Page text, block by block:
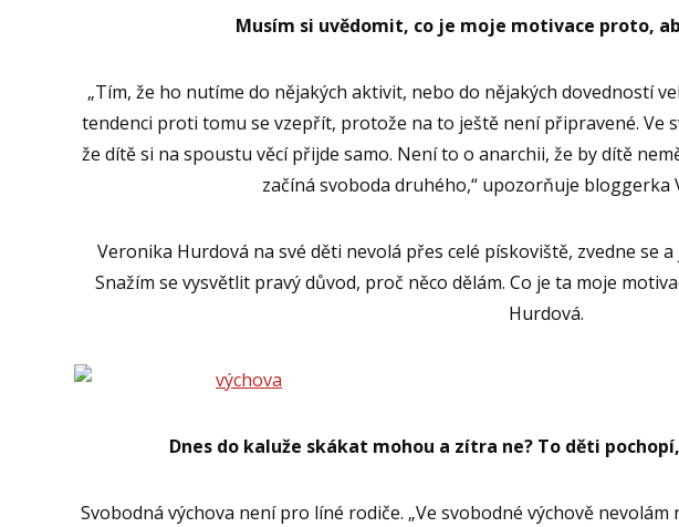
Musím si uvědomit, co je moje motivace proto,
„Tím, že ho nutíme do nějakých aktivit, nebo do nějakých dovedností
tendenci proti tomu se vzepřít, protože na to ještě není připravené. Ve
že dítě si na spoustu věcí přijde samo. Není to o anarchii, že by dítě
začíná svoboda druhého,“ upozorňuje bloggerka
Veronika Hurdová na své děti nevolá přes celé pískoviště, zvedne se
Snažím se vysvětlit pravý důvod, proč něco dělám. Co je ta moje
Hurdová.
Dnes do kaluže skákat mohou a zítra ne? To děti
Svobodná výchova není pro líné rodiče. „Ve svobodné výchově